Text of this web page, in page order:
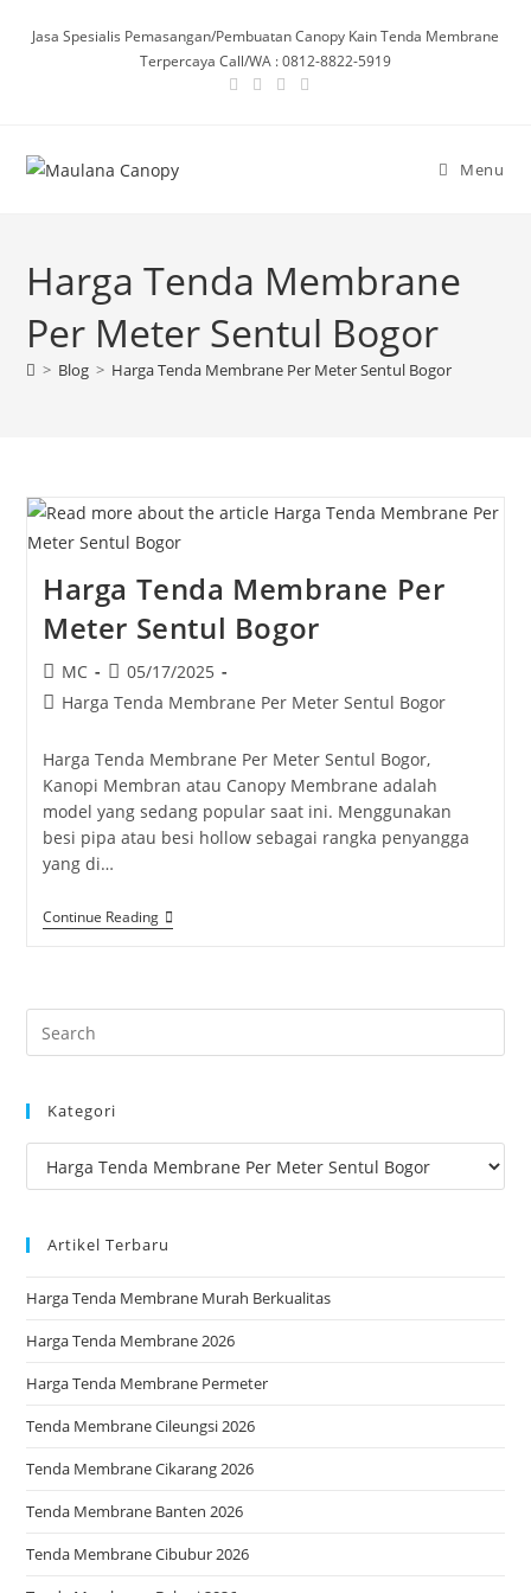
Jasa Spesialis Pemasangan/Pembuatan Canopy Kain Tenda Membrane
Terpercaya Call/WA : 0812-8822-5919
Menu
Harga Tenda Membrane
Per Meter Sentul Bogor
> Blog > Harga Tenda Membrane Per Meter Sentul Bogor
Harga Tenda Membrane Per
Meter Sentul Bogor
Post
author:
MC
Post
published:
05/17/2025
PostHarga Tenda Membrane Per Meter Sentul Bogor
Harga Tenda Membrane Per Meter Sentul Bogor,
Kanopi Membran atau Canopy Membrane adalah
model yang sedang popular saat ini. Menggunakan
besi pipa atau besi hollow sebagai rangka penyangga
yang di…
Continue ReadingHarga
Tenda
Sentul
the
Kategori
Kategori
Artikel Terbaru
Harga Tenda Membrane Murah Berkualitas
Harga Tenda Membrane 2026
Harga Tenda Membrane Permeter
Tenda Membrane Cileungsi 2026
Tenda Membrane Cikarang 2026
Tenda Membrane Banten 2026
Tenda Membrane Cibubur 2026